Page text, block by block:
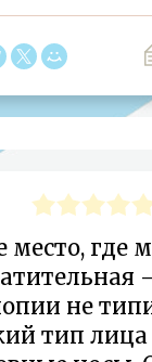
где
не
тип